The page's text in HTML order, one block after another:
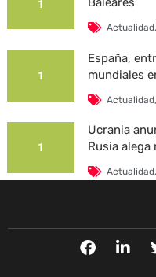
1
Actualidad
1
España,
mundiales
Actualidad
1
Ucrania
Rusia
Actualidad
La
Actualidad
F
a
L
i